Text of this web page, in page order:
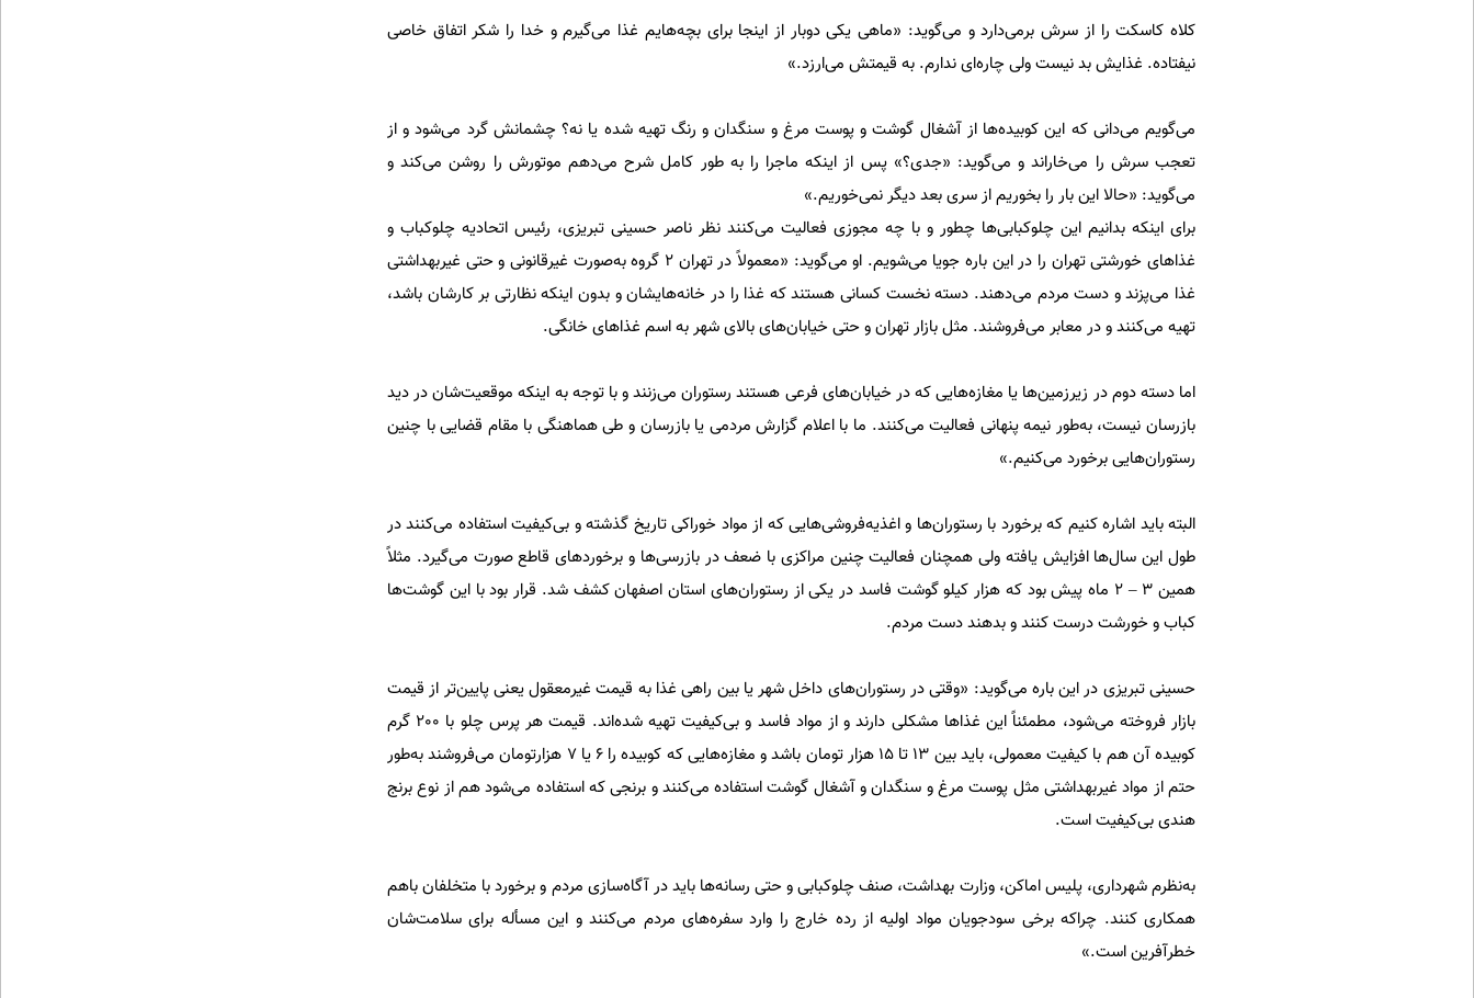
کلاه کاسکت‌ را از سرش برمی‌دارد و می‌گوید: «ماهی یکی دوبار از اینجا برای بچه‌هایم غذا می‌گیرم و خدا را شکر اتفاق خاصی
نیفتاده. غذایش بد نیست ولی چاره‌ای ندارم. به قیمتش می‌ارزد.»
می‌گویم می‌دانی که این کوبیده‌ها از آشغال گوشت و پوست مرغ و سنگدان و رنگ تهیه شده یا نه؟ چشمانش گرد می‌شود و از
تعجب سرش را می‌خاراند و می‌گوید: «جدی؟» پس از اینکه ماجرا را به طور کامل شرح می‌دهم موتورش را روشن می‌کند و
می‌گوید: «حالا این بار را بخوریم از سری بعد دیگر نمی‌خوریم.»
برای اینکه بدانیم این چلوکبابی‌ها چطور و با چه مجوزی فعالیت می‌کنند نظر ناصر حسینی تبریزی، رئیس اتحادیه چلوکباب و
غذاهای خورشتی تهران را در این باره جویا می‌شویم. او می‌گوید: «معمولاً در تهران 2 گروه به‌صورت غیرقانونی و حتی غیربهداشتی
غذا می‌پزند و دست مردم می‌دهند. دسته نخست کسانی هستند که غذا را در خانه‌هایشان و بدون اینکه نظارتی بر کارشان باشد،
تهیه می‌کنند و در معابر می‌فروشند. مثل بازار تهران و حتی خیابان‌های بالای شهر به اسم غذاهای خانگی.
اما دسته دوم در زیرزمین‌ها یا مغازه‌هایی که در خیابان‌های فرعی هستند رستوران می‌زنند و با توجه به اینکه موقعیت‌شان در دید
بازرسان نیست، به‌طور نیمه پنهانی فعالیت می‌کنند. ما با اعلام گزارش مردمی یا بازرسان و طی هماهنگی با مقام قضایی با چنین
رستوران‌هایی برخورد می‌کنیم.»
البته باید اشاره کنیم که برخورد با رستوران‌ها و اغذیه‌فروشی‌هایی که از مواد خوراکی تاریخ گذشته و بی‌کیفیت استفاده می‌کنند در
طول این سال‌ها افزایش یافته‌ ولی همچنان فعالیت چنین مراکزی با ضعف در بازرسی‌ها و برخوردهای قاطع صورت می‌گیرد. مثلاً
همین 3 – 2 ماه پیش بود که هزار کیلو گوشت فاسد در یکی از رستوران‌های استان اصفهان کشف شد. قرار بود با این گوشت‌ها
کباب و خورشت درست کنند و بدهند دست مردم.
حسینی تبریزی در این باره می‌گوید: «وقتی در رستوران‌های داخل شهر یا بین راهی غذا به قیمت غیرمعقول یعنی پایین‌تر از قیمت
بازار فروخته می‌شود، مطمئناً این غذا‌ها مشکلی دارند و از مواد فاسد و بی‌کیفیت تهیه شده‌اند. قیمت هر پرس چلو با 200 گرم
کوبیده آن هم با کیفیت معمولی، باید بین 13 تا 15 هزار تومان باشد و مغازه‌هایی که کوبیده را 6 یا 7 هزارتومان می‌فروشند به‌طور
حتم از مواد غیربهداشتی مثل پوست مرغ و سنگدان و آشغال گوشت استفاده می‌کنند و برنجی که استفاده می‌شود هم از نوع برنج
هندی بی‌کیفیت است.
به‌نظرم شهرداری، پلیس اماکن، وزارت بهداشت، صنف چلوکبابی و حتی رسانه‌ها باید در آگاه‌سازی مردم و برخورد با متخلفان باهم
همکاری کنند. چراکه برخی سودجویان مواد اولیه از رده‌ خارج را وارد سفره‌های مردم می‌کنند و این مسأله برای سلامت‌شان
خطرآفرین است.»